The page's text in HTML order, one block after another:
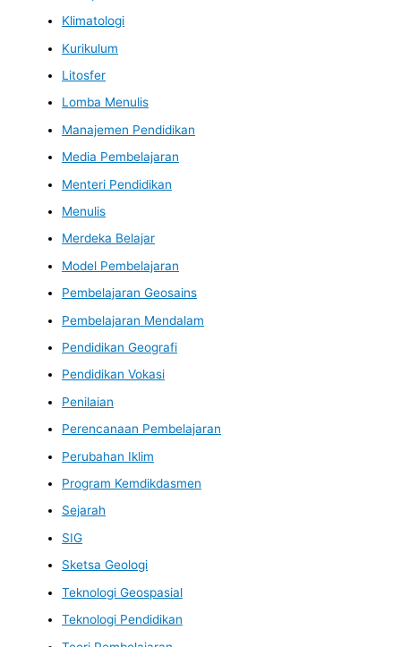
Klimatologi
Kurikulum
Litosfer
Lomba Menulis
Manajemen Pendidikan
Media Pembelajaran
Menteri Pendidikan
Menulis
Merdeka Belajar
Model Pembelajaran
Pembelajaran Geosains
Pembelajaran Mendalam
Pendidikan Geografi
Pendidikan Vokasi
Penilaian
Perencanaan Pembelajaran
Perubahan Iklim
Program Kemdikdasmen
Sejarah
SIG
Sketsa Geologi
Teknologi Geospasial
Teknologi Pendidikan